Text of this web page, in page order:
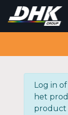
Log in
het
product